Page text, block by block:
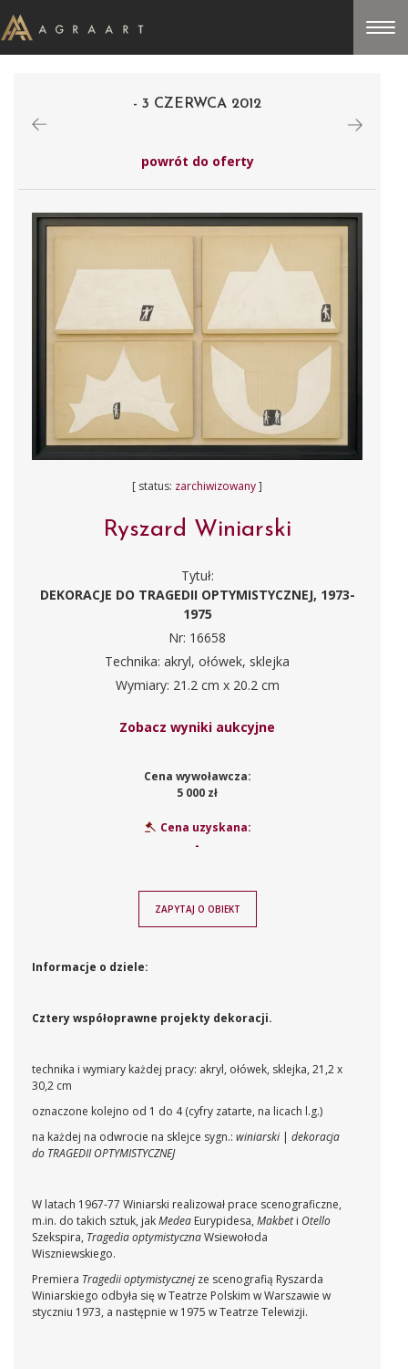
- 3 CZERWCA 2012
powrót do oferty
[ status: zarchiwizowany]
Ryszard Winiarski
Tytuł:
DEKORACJE DO TRAGEDII OPTYMISTYCZNEJ, 1973-
1975
Nr: 16658
Technika: akryl, ołówek, sklejka
Wymiary: 21.2 cm x 20.2 cm
Zobacz wyniki aukcyjne
Cena wywoławcza:
5 000 zł
Cena uzyskana:
-
ZAPYTAJ O OBIEKT
Informacje o dziele:
Cztery współoprawne projekty dekoracji.
technika i wymiary każdej pracy: akryl, ołówek, sklejka, 21,2 x
30,2 cm
oznaczone kolejno od 1 do 4 (cyfry zatarte, na licach l.g.)
na każdej na odwrocie na sklejce sygn.: winiarski | dekoracja
do TRAGEDII OPTYMISTYCZNEJ
W latach 1967-77 Winiarski realizował prace scenograficzne,
m.in. do takich sztuk, jakMedea Eurypidesa, Makbeti Otello
Szekspira, Tragedia optymistycznaWsiewołoda
Wiszniewskiego.
Premiera Tragedii optymistycznej ze scenografią Ryszarda
Winiarskiego odbyła się w Teatrze Polskim w Warszawie w
styczniu 1973, a następnie w 1975 w Teatrze Telewizji.